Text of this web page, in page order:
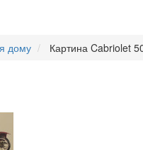
дому Картина Cabriolet